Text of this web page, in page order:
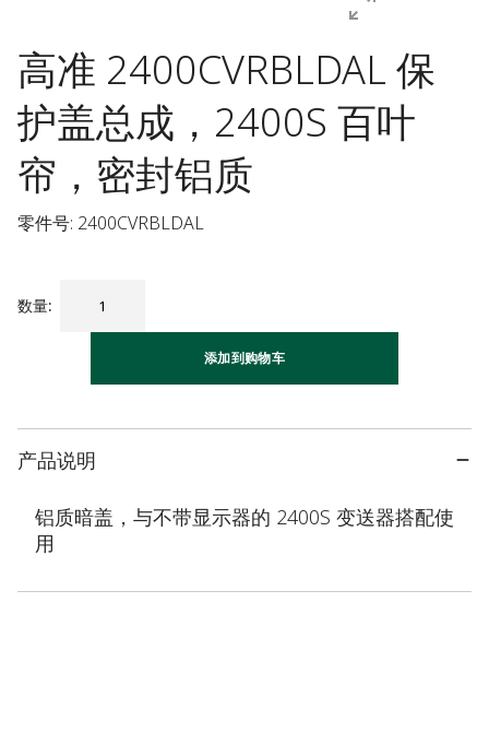
高准 2400CVRBLDAL 保
护盖总成，2400S 百叶
帘，密封铝质
零件号: 2400CVRBLDAL
数量:
添加到购物车
产品说明
铝质暗盖，与不带显示器的 2400S 变送器搭配使
用